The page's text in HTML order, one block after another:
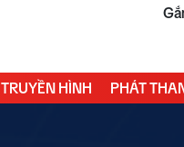
TRUYỀN HÌNH PHÁT